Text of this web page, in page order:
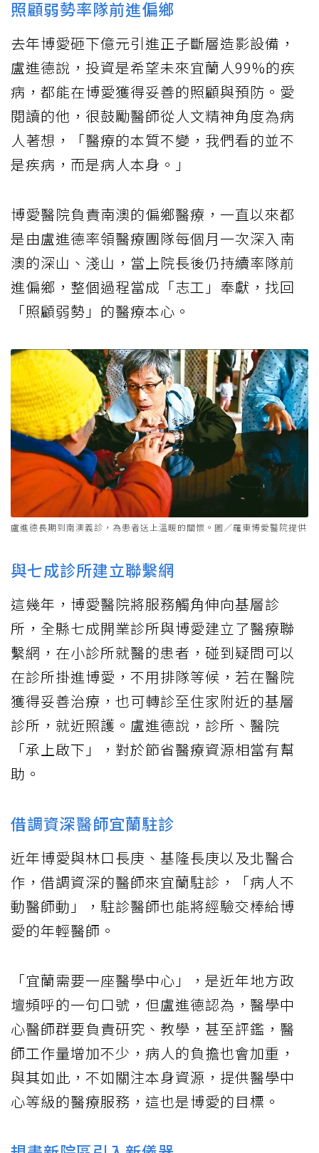
照顧弱勢率隊前進偏鄉
去年博愛砸下億元引進正子斷層造影設備，
盧進德說，投資是希望未來宜蘭人99%的疾
病，都能在博愛獲得妥善的照顧與預防。愛
閱讀的他，很鼓勵醫師從人文精神角度為病
人著想，「醫療的本質不變，我們看的並不
是疾病，而是病人本身。」
博愛醫院負責南澳的偏鄉醫療，一直以來都
是由盧進德率領醫療團隊每個月一次深入南
澳的深山、淺山，當上院長後仍持續率隊前
進偏鄉，整個過程當成「志工」奉獻，找回
「照顧弱勢」的醫療本心。
盧進德長期到南澳義診，為患者送上溫暖的關懷。圖／羅東博愛醫院提供
與七成診所建立聯繫網
這幾年，博愛醫院將服務觸角伸向基層診
所，全縣七成開業診所與博愛建立了醫療聯
繫網，在小診所就醫的患者，碰到疑問可以
在診所掛進博愛，不用排隊等候，若在醫院
獲得妥善治療，也可轉診至住家附近的基層
診所，就近照護。盧進德說，診所、醫院
「承上啟下」，對於節省醫療資源相當有幫
助。
借調資深醫師宜蘭駐診
近年博愛與林口長庚、基隆長庚以及北醫合
作，借調資深的醫師來宜蘭駐診，「病人不
動醫師動」，駐診醫師也能將經驗交棒給博
愛的年輕醫師。
「宜蘭需要一座醫學中心」，是近年地方政
壇頻呼的一句口號，但盧進德認為，醫學中
心醫師群要負責研究、教學，甚至評鑑，醫
師工作量增加不少，病人的負擔也會加重，
與其如此，不如關注本身資源，提供醫學中
心等級的醫療服務，這也是博愛的目標。